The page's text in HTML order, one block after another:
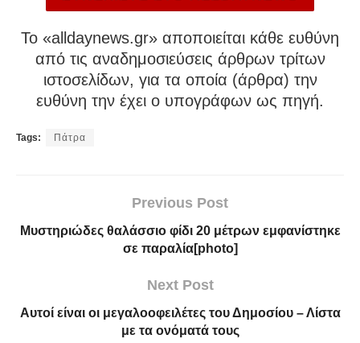
To «alldaynews.gr» αποποιείται κάθε ευθύνη
από τις αναδημοσιεύσεις άρθρων τρίτων
ιστοσελίδων, για τα οποία (άρθρα) την
ευθύνη την έχει ο υπογράφων ως πηγή.
Tags: Πάτρα
Previous Post
Μυστηριώδες θαλάσσιο φίδι 20 μέτρων εμφανίστηκε
σε παραλία[photo]
Next Post
Αυτοί είναι οι μεγαλοοφειλέτες του Δημοσίου – Λίστα
με τα ονόματά τους